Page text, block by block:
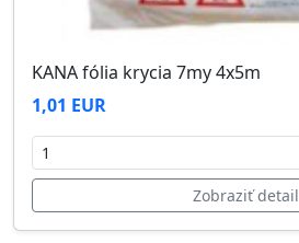
KANA fólia krycia 7my 4x5m
1,01 EUR
Zobraziť detail